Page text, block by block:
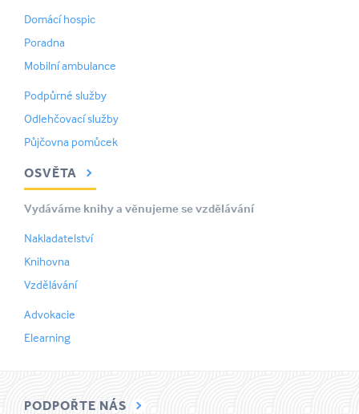
Domácí hospic
Poradna
Mobilní ambulance
Podpůrné služby
Odlehčovací služby
Půjčovna pomůcek
OSVĚTA
Vydáváme knihy a věnujeme se vzdělávání
Nakladatelství
Knihovna
Vzdělávání
Advokacie
Elearning
PODPOŘTE NÁS